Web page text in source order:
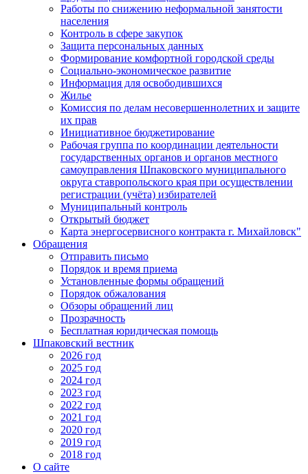
Работы по снижению неформальной занятости
населения
Контроль в сфере закупок
Защита персональных данных
Формирование комфортной городской среды
Социально-экономическое развитие
Информация для освободившихся
Жилье
Комиссия по делам несовершеннолетних и защите
их прав
Инициативное бюджетирование
Рабочая группа по координации деятельности
государственных органов и органов местного
самоуправления Шпаковского муниципального
округа ставропольского края при осуществлении
регистрации (учёта) избирателей
Муниципальный контроль
Открытый бюджет
Карта энергосервисного контракта г. Михайловск"
Обращения
Отправить письмо
Порядок и время приема
Установленные формы обращений
Порядок обжалования
Обзоры обращений лиц
Прозрачность
Бесплатная юридическая помощь
Шпаковский вестник
2026 год
2025 год
2024 год
2023 год
2022 год
2021 год
2020 год
2019 год
2018 год
О сайте